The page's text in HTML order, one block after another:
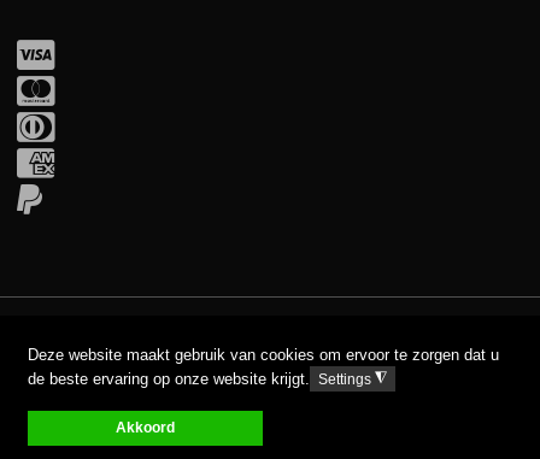
Deze website maakt gebruik van cookies om ervoor te zorgen dat u
de beste ervaring op onze website krijgt.
Settings◮
Akkoord
PayPal
DISCLAIMERPRIVACY GPDR